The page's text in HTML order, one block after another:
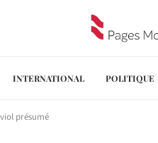
INTERNATIONAL POLITIQUE
présumé